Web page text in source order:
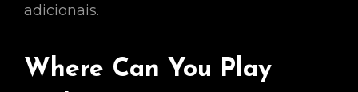
adicionais.
Where Can You Play